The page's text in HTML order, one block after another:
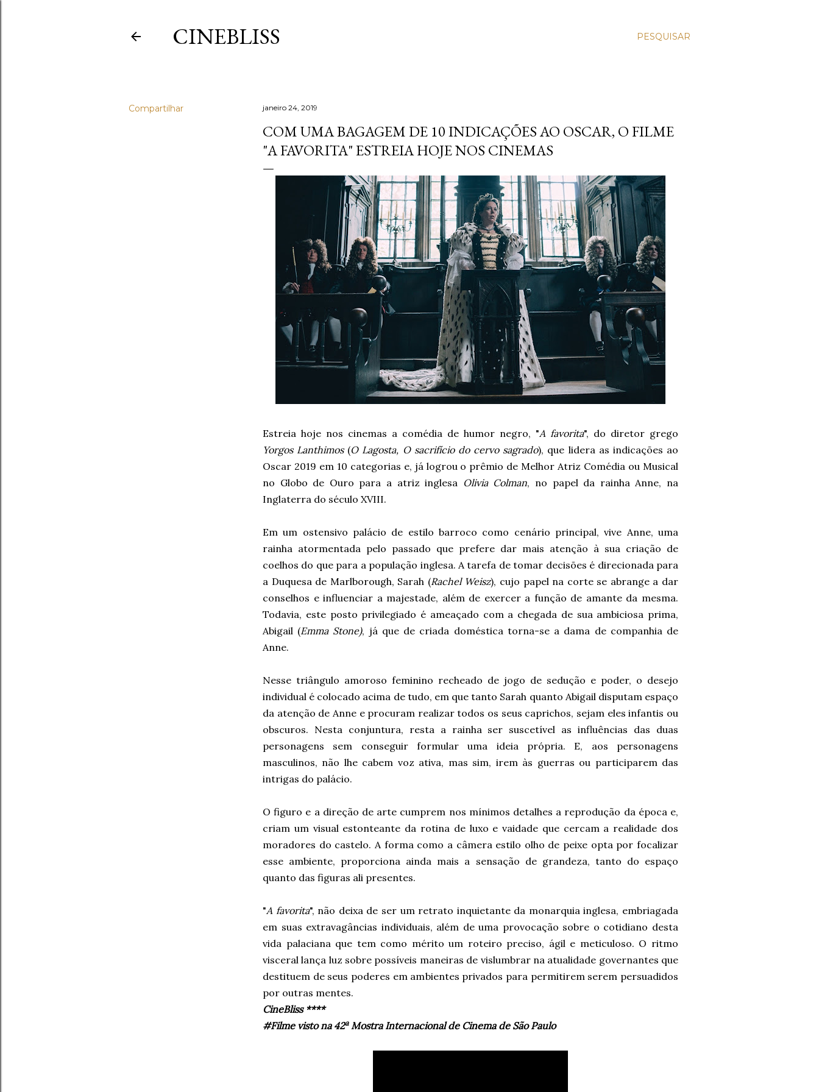
PESQUISAR
CINEBLISS
Compartilhar janeiro 24, 2019
COM UMA BAGAGEM DE 10 INDICAÇÕES AO OSCAR, O FILME
"A FAVORITA" ESTREIA HOJE NOS CINEMAS
Estreia hoje nos cinemas a comédia de humor negro, "A favorita", do diretor grego
Yorgos Lanthimos(O Lagosta, O sacrifício do cervo sagrado), que lidera as indicações ao
Oscar 2019 em 10 categorias e, já logrou o prêmio de Melhor Atriz Comédia ou Musical
no Globo de Ouro para a atriz inglesa Olivia Colman, no papel da rainha Anne, na
Inglaterra do século XVIII.
Em um ostensivo palácio de estilo barroco como cenário principal, vive Anne, uma
rainha atormentada pelo passado que prefere dar mais atenção à sua criação de
coelhos do que para a população inglesa. A tarefa de tomar decisões é direcionada para
a Duquesa de Marlborough, Sarah (Rachel Weisz), cujo papel na corte se abrange a dar
conselhos e influenciar a majestade, além de exercer a função de amante da mesma.
Todavia, este posto privilegiado é ameaçado com a chegada de sua ambiciosa prima,
Abigail (Emma Stone), já que de criada doméstica torna-se a dama de companhia de
Anne.
Nesse triângulo amoroso feminino recheado de jogo de sedução e poder, o desejo
individual é colocado acima de tudo, em que tanto Sarah quanto Abigail disputam espaço
da atenção de Anne e procuram realizar todos os seus caprichos, sejam eles infantis ou
obscuros. Nesta conjuntura, resta a rainha ser suscetível as influências das duas
personagens sem conseguir formular uma ideia própria. E, aos personagens
masculinos, não lhe cabem voz ativa, mas sim, irem às guerras ou participarem das
intrigas do palácio.
O figuro e a direção de arte cumprem nos mínimos detalhes a reprodução da época e,
criam um visual estonteante da rotina de luxo e vaidade que cercam a realidade dos
moradores do castelo. A forma como a câmera estilo olho de peixe opta por focalizar
esse ambiente, proporciona ainda mais a sensação de grandeza, tanto do espaço
quanto das figuras ali presentes.
"A favorita", não deixa de ser um retrato inquietante da monarquia inglesa, embriagada
em suas extravagâncias individuais, além de uma provocação sobre o cotidiano desta
vida palaciana que tem como mérito um roteiro preciso, ágil e meticuloso. O ritmo
visceral lança luz sobre possíveis maneiras de vislumbrar na atualidade governantes que
destituem de seus poderes em ambientes privados para permitirem serem persuadidos
por outras mentes.
CineBliss ****
#Filme visto na 42aMostra Internacional de Cinema de São Paulo